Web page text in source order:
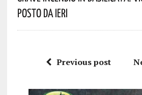
Posto Da Ieri
Previous post